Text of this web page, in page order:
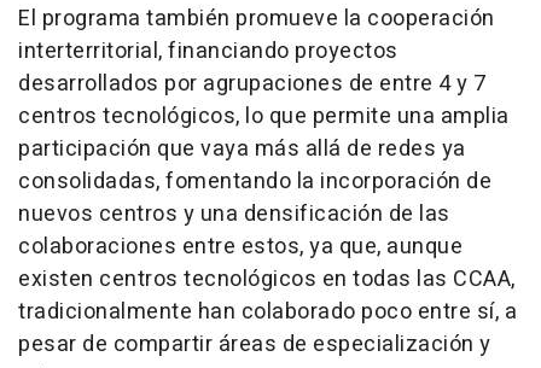
El programa también promueve la cooperación
interterritorial, financiando proyectos
desarrollados por agrupaciones de entre 4 y 7
centros tecnológicos, lo que permite una amplia
participación que vaya más allá de redes ya
consolidadas, fomentando la incorporación de
nuevos centros y una densificación de las
colaboraciones entre estos, ya que, aunque
existen centros tecnológicos en todas las CCAA,
tradicionalmente han colaborado poco entre sí, a
pesar de compartir áreas de especialización y